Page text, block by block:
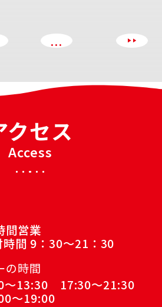
...
クセス
Access
営業
間 9：30～21：30
の時間
13:30 17:30～21:30
～19:00